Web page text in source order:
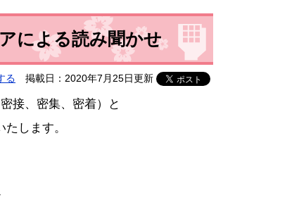
による読み聞かせ
る 掲載日：2020年7月25日更新
接、密集、密着）と
します。